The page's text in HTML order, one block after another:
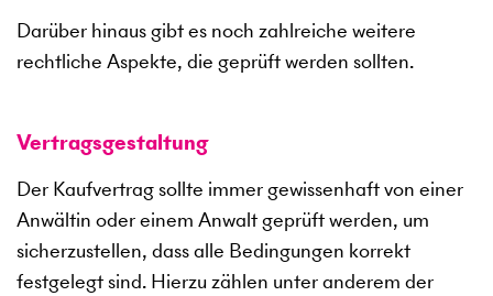
Darüber hinaus gibt es noch zahlreiche weitere
rechtliche Aspekte, die geprüft werden sollten.
Vertragsgestaltung
Der Kaufvertrag sollte immer gewissenhaft von einer
Anwältin oder einem Anwalt geprüft werden, um
sicherzustellen, dass alle Bedingungen korrekt
festgelegt sind. Hierzu zählen unter anderem der